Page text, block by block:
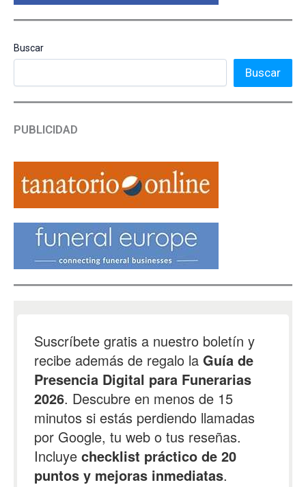
Buscar
Buscar
PUBLICIDAD